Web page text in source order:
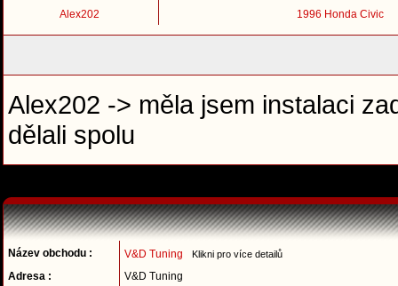
Alex202
1996 Honda Civic
Alex202 -> měla jsem instalaci
dělali spolu
Název obchodu : V&D Tuning Klikni pro více detailů
Adresa :
V&D Tuning